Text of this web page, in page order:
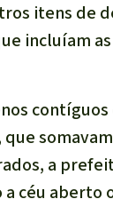
itens de
incluíam
a
a céu aberto